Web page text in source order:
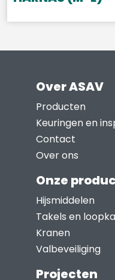
Over ASAV
Producten
Keuringen en
Contact
Over ons
Onze
Hijsmiddelen
Takels en
Kranen
Valbeveiliging
Projecten